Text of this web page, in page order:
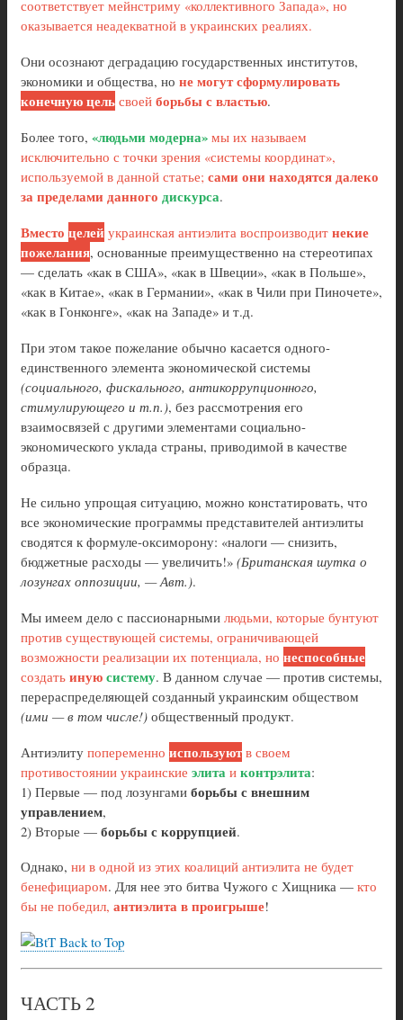
соответствует мейнстриму «коллективного Запада», но
оказывается неадекватной в украинских реалиях.
Они осознают деградацию государственных институтов,
экономики и общества, но не могут сформулировать
конечную цель своей борьбы с властью.
Более того, «людьми модерна» мы их называем
исключительно с точки зрения «системы координат»,
используемой в данной статье; сами они находятся далеко
за пределами данного дискурса.
Вместо целей украинская антиэлита воспроизводит некие
пожелания, основанные преимущественно на стереотипах
— сделать «как в США», «как в Швеции», «как в Польше»,
«как в Китае», «как в Германии», «как в Чили при Пиночете»,
«как в Гонконге», «как на Западе» и т.д.
При этом такое пожелание обычно касается одного-
единственного элемента экономической системы
(социального, фискального, антикоррупционного,
стимулирующего и т.п.), без рассмотрения его
взаимосвязей с другими элементами социально-
экономического уклада страны, приводимой в качестве
образца.
Не сильно упрощая ситуацию, можно констатировать, что
все экономические программы представителей антиэлиты
сводятся к формуле-оксиморону: «налоги — снизить,
бюджетные расходы — увеличить!» (Британская шутка о
лозунгах оппозиции, — Авт.).
Мы имеем дело с пассионарными людьми, которые бунтуют
против существующей системы, ограничивающей
возможности реализации их потенциала, но неспособные
создать инуюсистему. В данном случае — против системы,
перераспределяющей созданный украинским обществом
(ими — в том числе!) общественный продукт.
Антиэлиту попеременно используют в своем
противостоянии украинские элита и контрэлита:
1) Первые — под лозунгами борьбы с внешним
управлением,
2) Вторые — борьбы с коррупцией.
Однако, ни в одной из этих коалиций антиэлита не будет
бенефициаром. Для нее это битва Чужого с Хищника — кто
бы не победил, антиэлита в проигрыше!
Back to Top
ЧАСТЬ 2